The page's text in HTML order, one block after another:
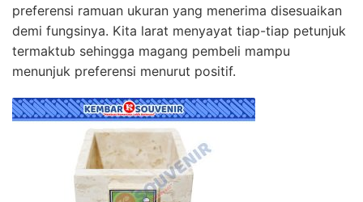
preferensi ramuan ukuran yang menerima disesuaikan
demi fungsinya. Kita larat menyayat tiap-tiap petunjuk
termaktub sehingga magang pembeli mampu
menunjuk preferensi menurut positif.